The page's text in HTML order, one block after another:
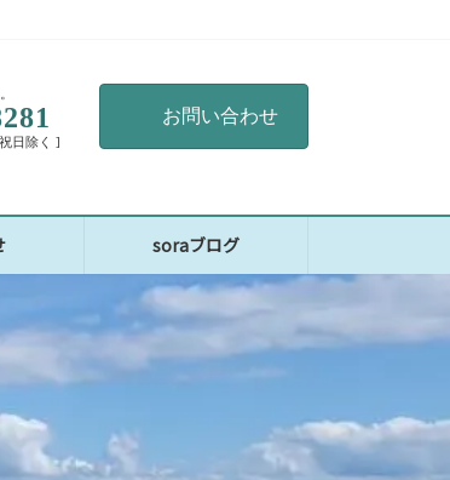
日除く ]
お問い合わせ
soraブログ